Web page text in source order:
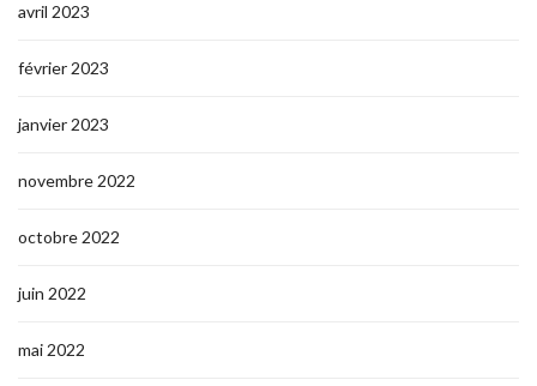
avril 2023
février 2023
janvier 2023
novembre 2022
octobre 2022
juin 2022
mai 2022